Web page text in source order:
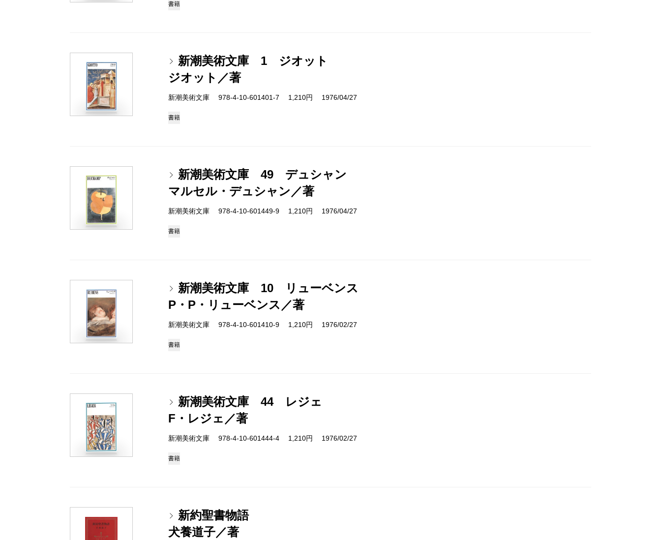
書籍
新潮美術文庫 1 ジオット
ジオット／著
新潮美術文庫 978-4-10-601401-7 1,210円 1976/04/27
書籍
新潮美術文庫 49 デュシャン
マルセル・デュシャン／著
新潮美術文庫 978-4-10-601449-9 1,210円 1976/04/27
書籍
新潮美術文庫 10 リューベンス
P・P・リューベンス／著
新潮美術文庫 978-4-10-601410-9 1,210円 1976/02/27
書籍
新潮美術文庫 44 レジェ
F・レジェ／著
新潮美術文庫 978-4-10-601444-4 1,210円 1976/02/27
書籍
新約聖書物語
犬養道子／著